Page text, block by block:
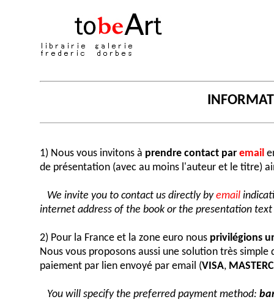
1) Nous vous invitons à prendre contact par email
de présentation (avec au moins l'auteur et le titre)
We invite you to contact us directly byemail
internet address of the book or the presentation
2) Pour la France et la zone euro nous privilégions
Nous vous proposons aussi une solution très simple
paiement par lien envoyé par email (VISA,
You will specify the preferred payment method: